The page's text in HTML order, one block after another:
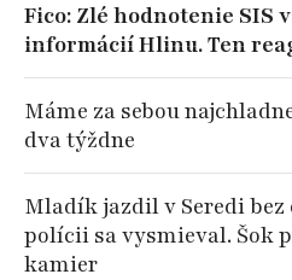
Fico: Zlé hodnotenie SIS
informácií Hlinu. Ten
Máme za sebou
dva týždne
Mladík jazdil v Seredi bez
polícii sa vysmieval. Šok
kamier